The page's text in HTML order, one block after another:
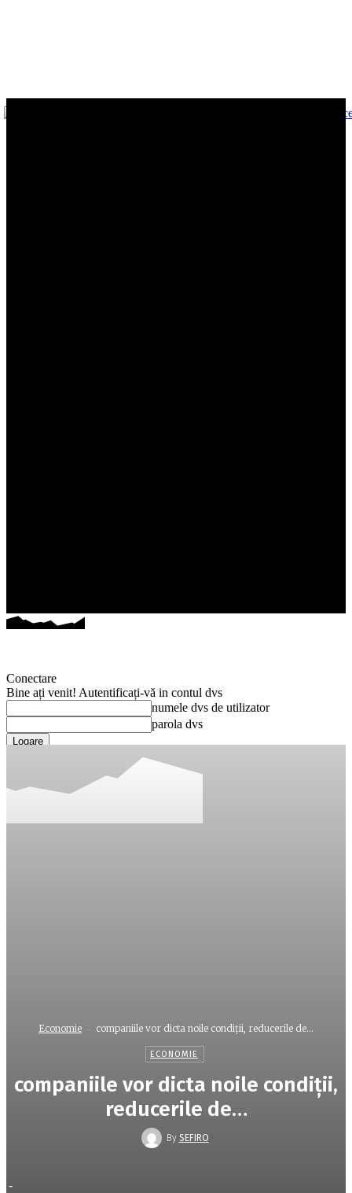
Conectare
Bine ați venit! Autentificați-vă in contul dvs
numele dvs de utilizator
parola dvs
Ați uitat parola? obține ajutor
Recuperați-vă parola
Economie companiile vor dicta noile condiţii, reducerile de...
ECONOMIE
companiile vor dicta noile condiţii,
reducerile de…
By SEFIRO
-